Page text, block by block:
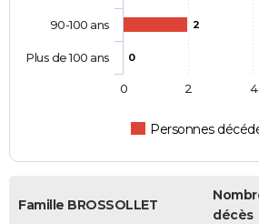
2
0
Personnes
90-100 ans
Plus de 100 ans
0 2 4
Famille BROSSOLLET
décès